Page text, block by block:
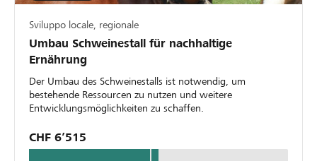
Sviluppo locale, regionale
Umbau Schweinestall für nachhaltige
Ernährung
Der Umbau des Schweinestalls ist notwendig, um
bestehende Ressourcen zu nutzen und weitere
Entwicklungsmöglichkeiten zu schaffen.
CHF 6’515